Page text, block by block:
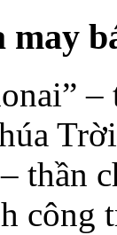
may
thần
công